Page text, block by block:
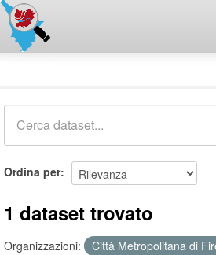
Ordina per
1 dataset trovato
Organizzazioni: Città Metropolitana di